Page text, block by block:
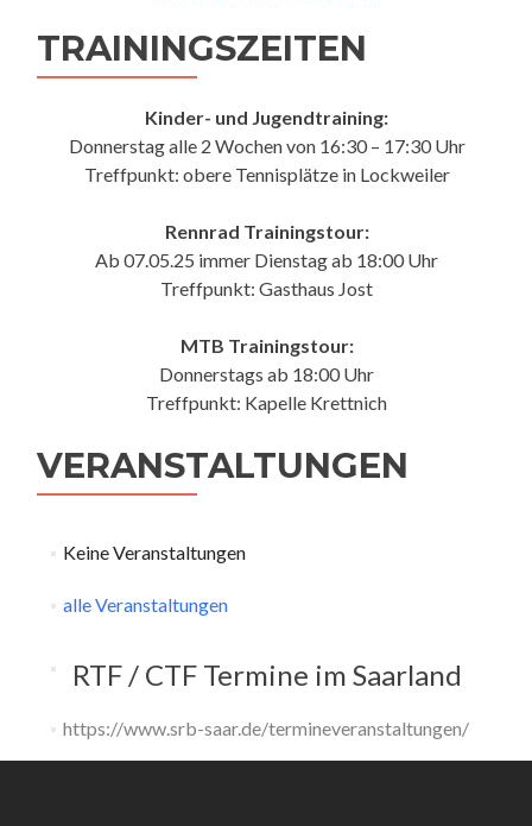
TRAININGSZEITEN
Kinder- und Jugendtraining:
Donnerstag alle 2 Wochen von 16:30 – 17:30 Uhr
Treffpunkt: obere Tennisplätze in Lockweiler
Rennrad Trainingstour:
Ab 07.05.25 immer Dienstag ab 18:00 Uhr
Treffpunkt: Gasthaus Jost
MTB Trainingstour:
Donnerstags ab 18:00 Uhr
Treffpunkt: Kapelle Krettnich
VERANSTALTUNGEN
Keine Veranstaltungen
alle Veranstaltungen
RTF / CTF Termine im Saarland
https://www.srb-saar.de/termineveranstaltungen/